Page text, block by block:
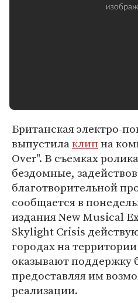
Британская электро-
выпустилаклипна
Over". В съемках
бездомные,
благотворительной
сообщается в
издания New Musical
Skylight Crisis
городах на
оказывают
предоставляя им
реализации.